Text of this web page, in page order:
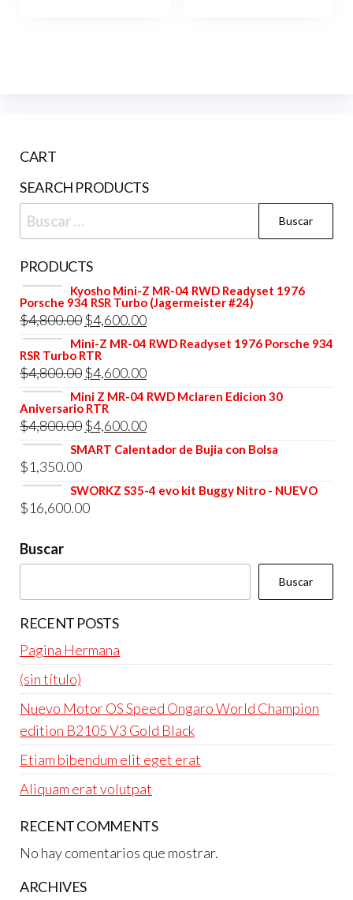
CART
SEARCH PRODUCTS
Buscar:
PRODUCTS
Kyosho Mini-Z MR-04 RWD Readyset 1976
Porsche 934 RSR Turbo (Jagermeister #24)
$4,800.00 El
precio
original
era:
$4,800.00.
$4,600.00El
precio
es:
$4,600.00.
Mini-Z MR-04 RWD Readyset 1976 Porsche 934
RSR Turbo RTR
$4,800.00 El
precio
original
era:
$4,800.00.
$4,600.00El
precio
es:
$4,600.00.
Mini Z MR-04 RWD Mclaren Edicion 30
Aniversario RTR
$4,800.00 El
precio
era:
$4,800.00.
$4,600.00El
precio
es:
SMART Calentador de Bujia con Bolsa
$1,350.00
SWORKZ S35-4 evo kit Buggy Nitro - NUEVO
$16,600.00
Buscar
Buscar
RECENT POSTS
Pagina Hermana
(sin título)
Nuevo Motor OS Speed Ongaro World Champion
edition B2105 V3 Gold Black
Etiam bibendum elit eget erat
Aliquam erat volutpat
RECENT COMMENTS
No hay comentarios que mostrar.
ARCHIVES